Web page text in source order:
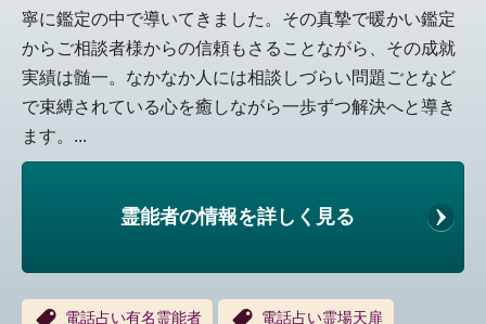
寧に鑑定の中で導いてきました。その真摯で暖かい鑑定
からご相談者様からの信頼もさることながら、その成就
実績は髄一。なかなか人には相談しづらい問題ごとなど
で束縛されている心を癒しながら一歩ずつ解決へと導き
ます。...
霊能者の情報を詳しく見る
電話占い有名霊能者 電話占い霊場天扉